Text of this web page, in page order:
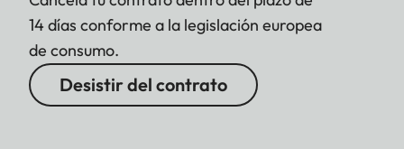
14 días conforme a la legislación europea
de consumo.
Desistir del contrato